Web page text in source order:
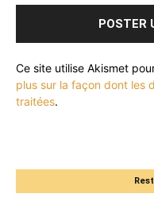
Ce site utilise Akismet
plus sur la façon dont les
traitées.